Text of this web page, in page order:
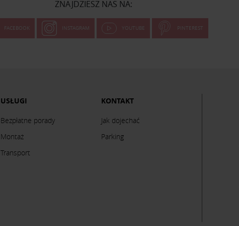
ZNAJDZIESZ NAS NA:
FACEBOOK INSTAGRAM YOUTUBE PINTEREST
USŁUGI
Bezpłatne porady
Montaż
Transport
KONTAKT
Jak dojechać
Parking